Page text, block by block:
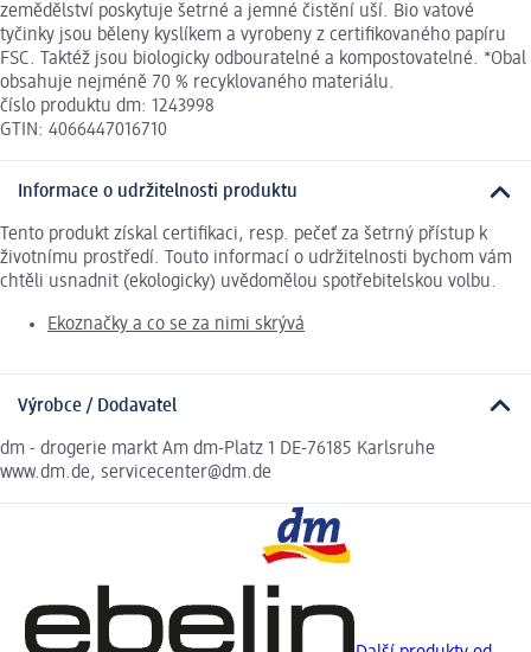
zemědělství poskytuje šetrné a jemné čistění uší. Bio vatové
tyčinky jsou běleny kyslíkem a vyrobeny z certifikovaného papíru
FSC. Taktéž jsou biologicky odbouratelné a kompostovatelné. *Obal
obsahuje nejméně 70 % recyklovaného materiálu.
číslo produktu dm: 1243998
GTIN: 4066447016710
Informace o udržitelnosti produktu
Tento produkt získal certifikaci, resp. pečeť za šetrný přístup k
životnímu prostředí. Touto informací o udržitelnosti bychom vám
chtěli usnadnit (ekologicky) uvědomělou spotřebitelskou volbu.
Ekoznačky a co se za nimi skrývá
Výrobce / Dodavatel
dm - drogerie markt Am dm-Platz 1 DE-76185 Karlsruhe
www.dm.de, servicecenter@dm.de